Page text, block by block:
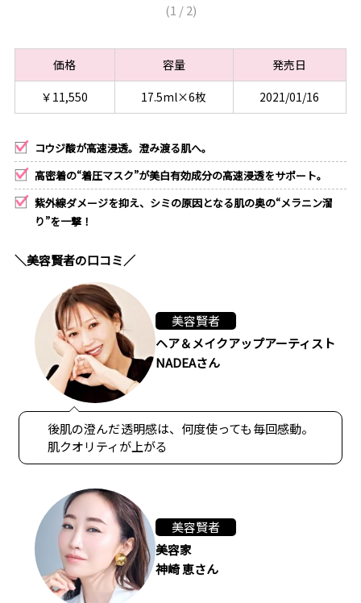
(1 /2)
価格 容量
発売日
￥11,550
17.5ml×6枚 2021/01/16
コウジ酸が高速浸透。澄み渡る肌へ。
高密着の“着圧マスク”が美白有効成分の高速浸透をサポート。
紫外線ダメージを抑え、シミの原因となる肌の奥の“メラニン溜
り”を一撃！
＼美容賢者の口コミ／
美容賢者
ヘア＆メイクアップアーティスト
NADEAさん
後肌の澄んだ透明感は、何度使っても毎回感動。
肌クオリティが上がる
美容賢者
美容家
神崎 恵さん